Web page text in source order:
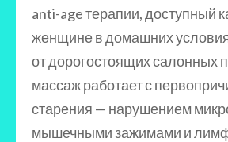
anti-age терапии, доступный
женщине в домашних
от дорогостоящих салонных
массаж работает с
старения — нарушением
мышечными зажимами и